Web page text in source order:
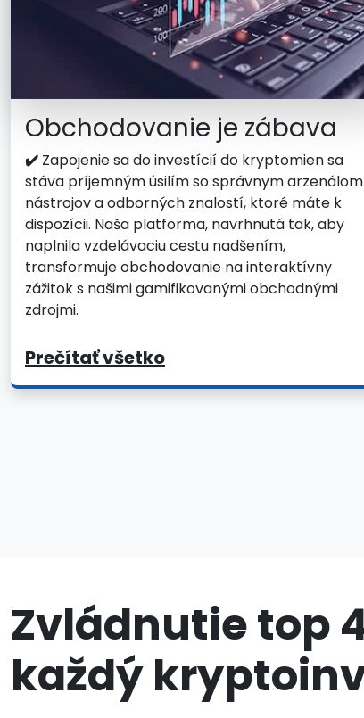
Obchodovanie je zábava
✔️ Zapojenie sa do investícií do kryptomien sa
stáva príjemným úsilím so správnym arzenálom
nástrojov a odborných znalostí, ktoré máte k
dispozícii. Naša platforma, navrhnutá tak, aby
naplnila vzdelávaciu cestu nadšením,
transformuje obchodovanie na interaktívny
zážitok s našimi gamifikovanými obchodnými
zdrojmi.
Prečítať všetko
Zvládnutie top
každý